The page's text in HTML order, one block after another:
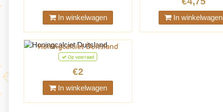
In winkelwagen In winkelwagen
Honingcalciet Duitsland
Op voorraad
€2
In winkelwagen